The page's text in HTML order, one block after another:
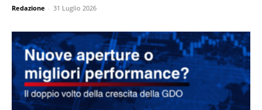
Redazione - 31 Luglio 2026